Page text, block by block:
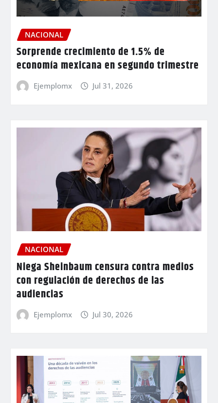
NACIONAL
Sorprende crecimiento de 1.5% de
economía mexicana en segundo trimestre
Ejemplomx Jul 31, 2026
NACIONAL
Niega Sheinbaum censura contra medios
con regulación de derechos de las
audiencias
Ejemplomx Jul 30, 2026